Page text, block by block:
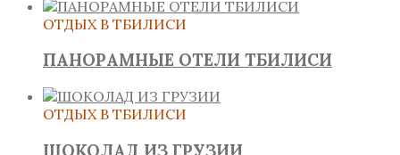
ОТДЫХ В ТБИЛИСИ
ПАНОРАМНЫЕ ОТЕЛИ ТБИЛИСИ
ОТДЫХ В ТБИЛИСИ
ШОКОЛАД ИЗ ГРУЗИИ